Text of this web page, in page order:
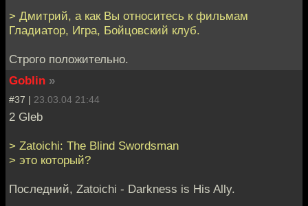
> Дмитрий, а как Вы относитесь к фильмам
Гладиатор, Игра, Бойцовский клуб.
Строго положительно.
Goblin »
#37 | 23.03.04 21:44
2 Gleb
> Zatoichi: The Blind Swordsman
> это который?
Последний, Zatoichi - Darkness is His Ally.